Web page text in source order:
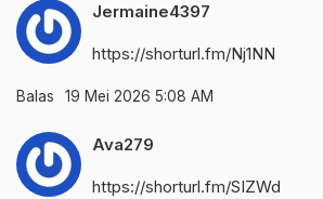
Jermaine4397
https://shorturl.fm/Nj1NN
Balas 19 Mei 2026 5:08 AM
Ava279
https://shorturl.fm/SIZWd